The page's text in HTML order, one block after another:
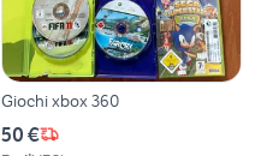
Giochi xbox 360
50 €